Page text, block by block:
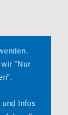
wir "Nur
Infos